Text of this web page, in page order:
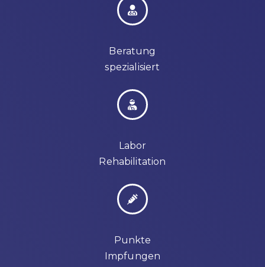
Beratung
spezialisiert
Labor
Rehabilitation
Punkte
Impfungen